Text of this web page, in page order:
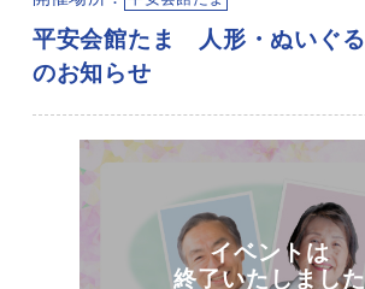
平安会館たま 人形・ぬいぐ
のお知らせ